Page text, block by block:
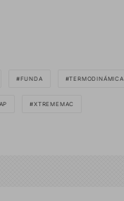
FUNDA TERMODINÁMICA
XTREMEMAC